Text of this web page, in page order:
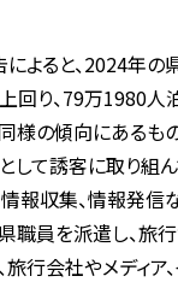
、2024年の県
79万1980人泊
の傾向にあるもの
客に取り組んで
収集、情報発信な
を派遣し、旅行
社やメディア、